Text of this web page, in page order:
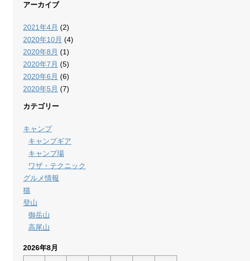
アーカイブ
2021年4月 (2)
2020年10月 (4)
2020年8月 (1)
2020年7月 (5)
2020年6月 (6)
2020年5月 (7)
カテゴリー
キャンプ
キャンプギア
キャンプ場
ワザ・テクニック
グルメ情報
猫
登山
御岳山
高尾山
2026年8月